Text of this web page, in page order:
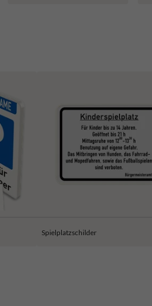
Spielplatzschilder